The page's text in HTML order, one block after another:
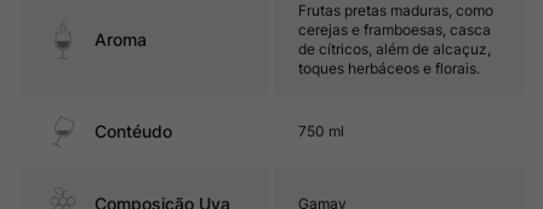
Aroma
Frutas pretas maduras, como
cerejas e framboesas, casca
de cítricos, além de alcaçuz,
toques herbáceos e florais.
Contéudo 750 ml
Composição Uva Gamay